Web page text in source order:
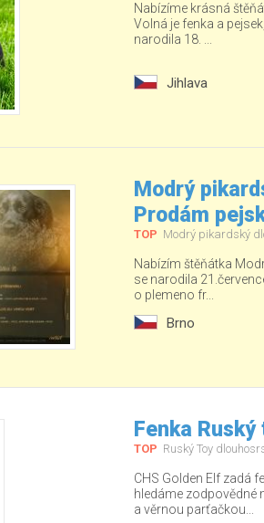
Nabízíme krásná
Volná je fenka a
narodila 18. ...
Jihlava
Modrý
Prodám
TOP Modrý pikardský
Nabízím štěňátka
se narodila
o plemeno fr...
Brno
Fenka Ruský
TOP Ruský Toy
CHS Golden Elf zadá
hledáme zodpovědné
a věrnou parťačkou...